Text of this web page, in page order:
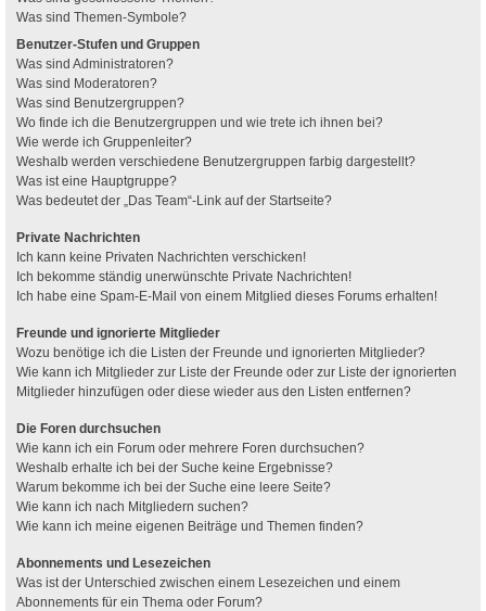
Was sind Themen-Symbole?
Benutzer-Stufen und Gruppen
Was sind Administratoren?
Was sind Moderatoren?
Was sind Benutzergruppen?
Wo finde ich die Benutzergruppen und wie trete ich ihnen bei?
Wie werde ich Gruppenleiter?
Weshalb werden verschiedene Benutzergruppen farbig dargestellt?
Was ist eine Hauptgruppe?
Was bedeutet der „Das Team“-Link auf der Startseite?
Private Nachrichten
Ich kann keine Privaten Nachrichten verschicken!
Ich bekomme ständig unerwünschte Private Nachrichten!
Ich habe eine Spam-E-Mail von einem Mitglied dieses Forums erhalten!
Freunde und ignorierte Mitglieder
Wozu benötige ich die Listen der Freunde und ignorierten Mitglieder?
Wie kann ich Mitglieder zur Liste der Freunde oder zur Liste der ignorierten
Mitglieder hinzufügen oder diese wieder aus den Listen entfernen?
Die Foren durchsuchen
Wie kann ich ein Forum oder mehrere Foren durchsuchen?
Weshalb erhalte ich bei der Suche keine Ergebnisse?
Warum bekomme ich bei der Suche eine leere Seite?
Wie kann ich nach Mitgliedern suchen?
Wie kann ich meine eigenen Beiträge und Themen finden?
Abonnements und Lesezeichen
Was ist der Unterschied zwischen einem Lesezeichen und einem
Abonnements für ein Thema oder Forum?